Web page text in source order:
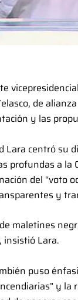
de
y las
Lara centró su
profundas a la
del “voto
y
maletines
insistió Lara.
puso
y